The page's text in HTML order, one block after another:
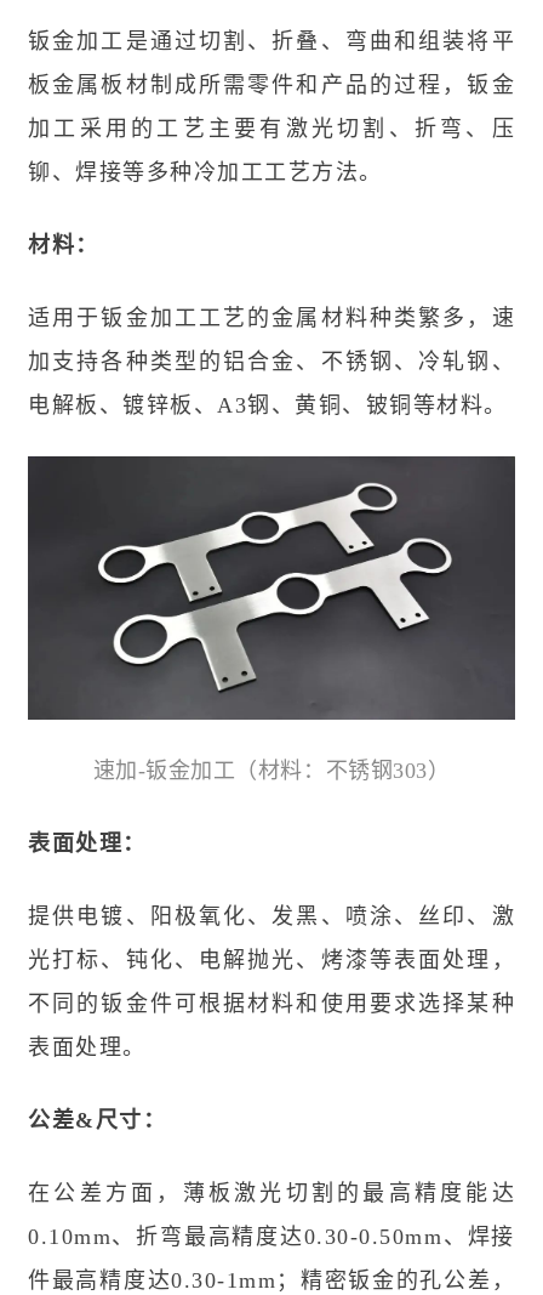
钣金加工是通过切割、折叠、弯曲和组装将平
板金属板材制成所需零件和产品的过程，钣金
加工采用的工艺主要有激光切割、折弯、压
铆、焊接等多种冷加工工艺方法。
材料：
适用于钣金加工工艺的金属材料种类繁多，速
加支持各种类型的铝合金、不锈钢、冷轧钢、
电解板、镀锌板、A3钢、黄铜、铍铜等材料。
速加-钣金加工（材料 ：不锈钢303）
表面处理：
提供电镀、阳极氧化、发黑、喷涂、丝印、激
光打标、钝化、电解抛光、烤漆等表面处理，
不同的钣金件可根据材料和使用要求选择某种
表面处理。
公差&尺寸：
在公差方面，薄板激光切割的最高精度能达
0.10mm、折弯最高精度达0.30-0.50mm、焊接
件最高精度达0.30-1mm；精密钣金的孔公差，